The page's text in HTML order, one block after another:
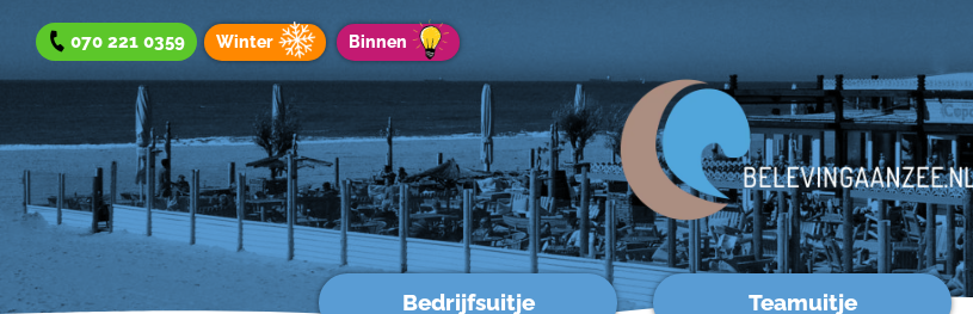
070 221 0359 Winter Binnen
Bedrijfsuitje Teamuitje